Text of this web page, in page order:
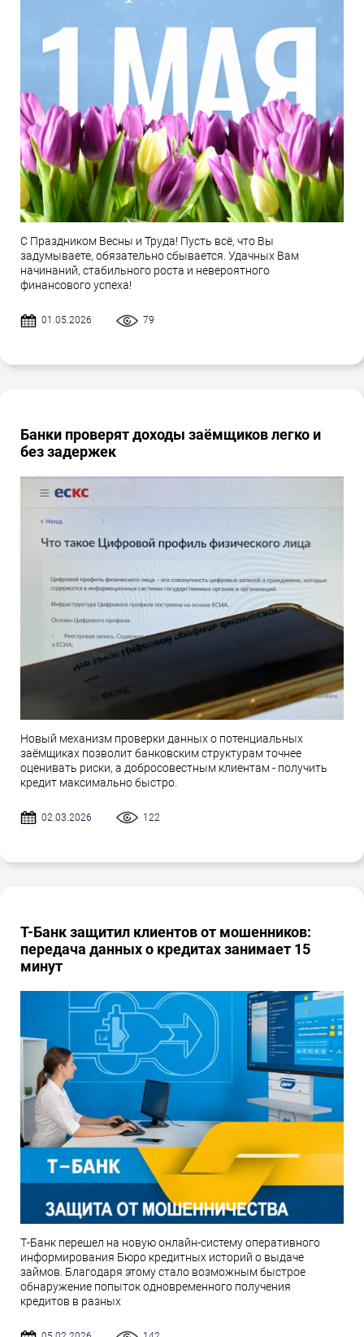
С Праздником Весны и Труда! Пусть всё, что Вы
задумываете, обязательно сбывается. Удачных Вам
начинаний, стабильного роста и невероятного
финансового успеха!
01.05.2026 79
Банки проверят доходы заёмщиков легко и
без задержек
Новый механизм проверки данных о потенциальных
заёмщиках позволит банковским структурам точнее
оценивать риски, а добросовестным клиентам - получить
кредит максимально быстро.
02.03.2026 122
Т-Банк защитил клиентов от мошенников:
передача данных о кредитах занимает 15
минут
Т-Банк перешел на новую онлайн-систему оперативного
информирования Бюро кредитных историй о выдаче
займов. Благодаря этому стало возможным быстрое
обнаружение попыток одновременного получения
кредитов в разных